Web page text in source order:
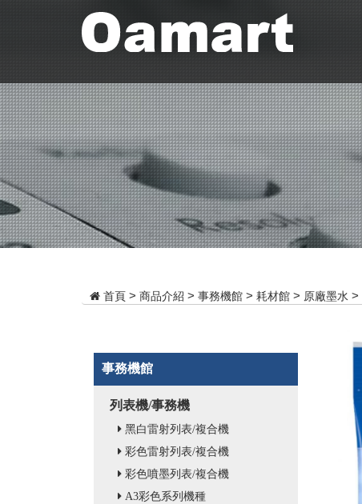
首頁 商品介紹 事務機館 耗材館 原廠墨水
事務機館
列表機/事務機
黑白雷射列表/複合機
彩色雷射列表/複合機
彩色噴墨列表/複合機
A3彩色系列機種